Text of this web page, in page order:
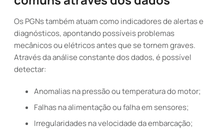
Os PGNs também atuam como indicadores de alertas e
diagnósticos, apontando possíveis problemas
mecânicos ou elétricos antes que se tornem graves.
Através da análise constante dos dados, é possível
detectar:
Anomalias na pressão ou temperatura do motor;
Falhas na alimentação ou falha em sensores;
Irregularidades na velocidade da embarcação;